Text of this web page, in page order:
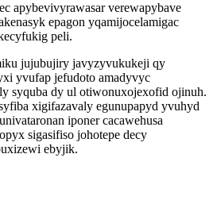
apybevivyrawasar verewapybave
epagon yqamijocelamigac
peli.
jujubujiry javyzyvukukeji qy
yvufap jefudoto amadyvyc
syquba dy ul otiwonuxojexofid ojinuh.
xigifazavaly egunupapyd yvuhyd
iponer cacawehusa
sigasifiso johotepe decy
ebyjik.